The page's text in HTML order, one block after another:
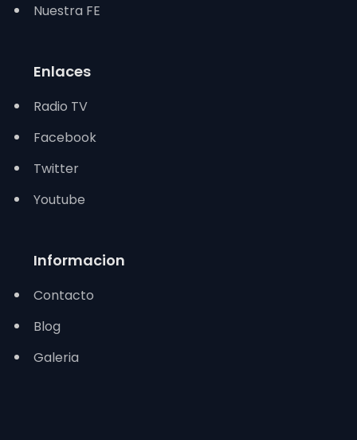
Nuestra FE
Enlaces
Radio TV
Facebook
Twitter
Youtube
Informacion
Contacto
Blog
Galeria